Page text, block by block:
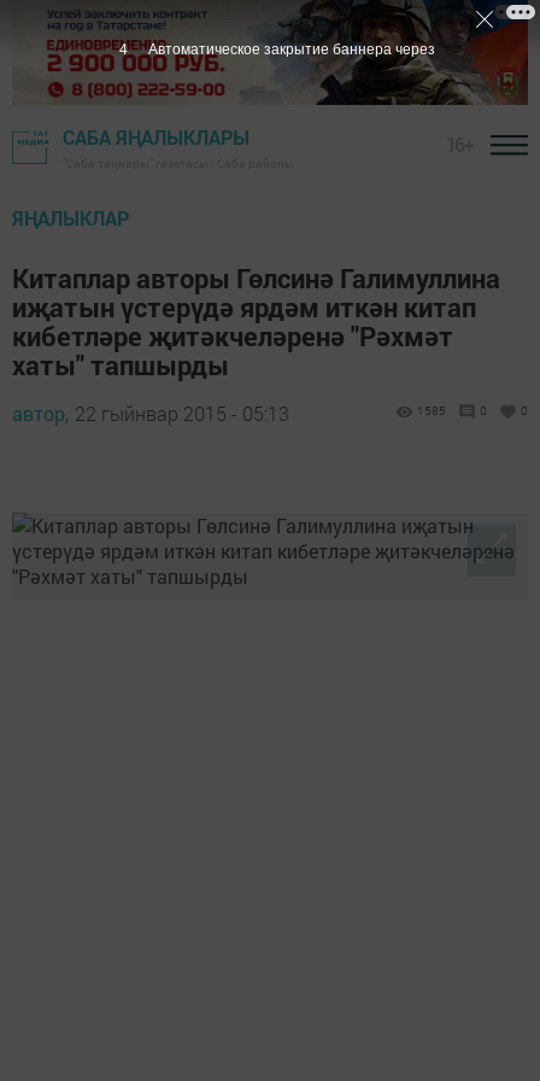
САБА ЯҢАЛЫКЛАРЫ
ЯҢАЛЫКЛАР
Китаплар авторы Гөлсинә Галимуллина
иҗатын үстерүдә ярдәм иткән китап
кибетләре җитәкчеләренә "Рәхмәт
хаты" тапшырды
автор, 22 гыйнвар 2015 - 05:13 1585 0 0
3 Автоматическое закрытие баннера через